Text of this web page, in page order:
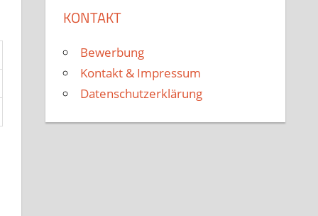
KONTAKT
Bewerbung
Kontakt & Impressum
Datenschutzerklärung